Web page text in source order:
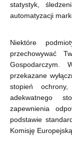
statystyk,
automatyzacji
Niektóre
przechowywać
Gospodarczym.
przekazane
stopień
adekwatnego
zapewnienia
podstawie
Komisję Europejską.